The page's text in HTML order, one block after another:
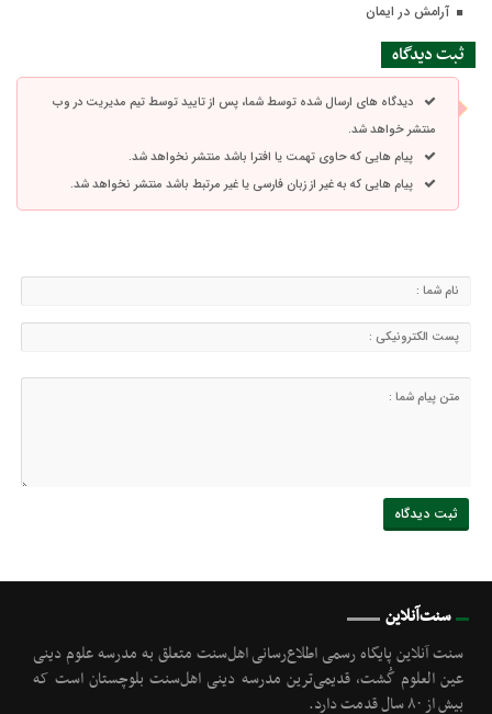
آرامش در ایمان
ثبت دیدگاه
دیدگاه های ارسال شده توسط شما، پس از تایید توسط تیم مدیریت در وب
منتشر خواهد شد.
پیام هایی که حاوی تهمت یا افترا باشد منتشر نخواهد شد.
پیام هایی که به غیر از زبان فارسی یا غیر مرتبط باشد منتشر نخواهد شد.
سنت‌آنلاین
سنت آنلاین پایگاه رسمی اطلاع‌رسانی اهل‌سنت متعلق به مدرسه علوم دینی
عین العلوم گُشت, قدیمی‌ترین مدرسه دینی اهل‌سنت بلوچستان است که
بیش از ۸۰ سال قدمت دارد.